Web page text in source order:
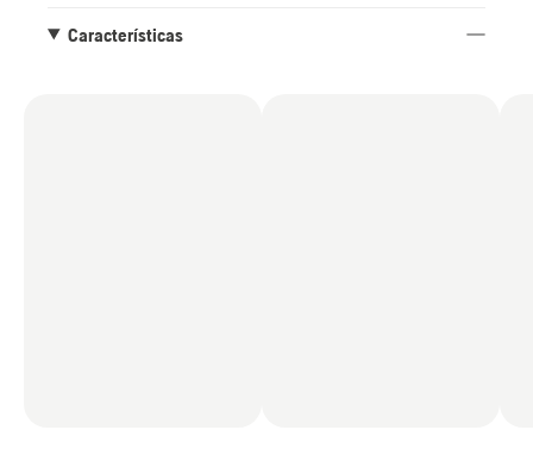
Características